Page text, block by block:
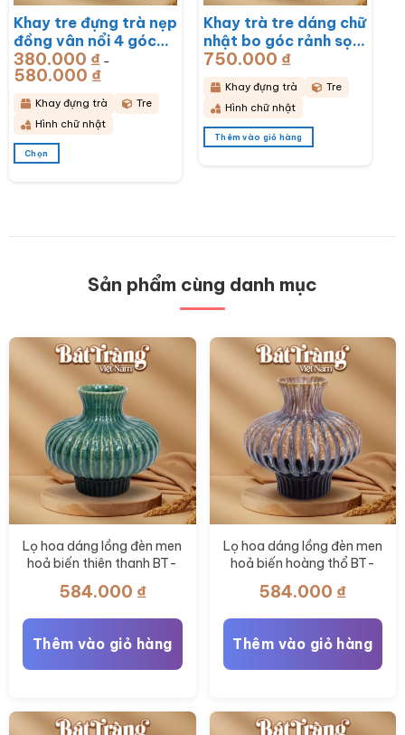
chọn
trên
trang
sản
phẩm
chọn
trên
trang
sản
phẩm
Khay tre đựng trà nẹp
đồng vân nổi 4 góc
khắc hoa lan
43x28x6cm BT-
KDT15
380.000 ₫ –
580.000 ₫Khoảng
giá:
từ
380.000 ₫
đến
580.000 ₫
Khay đựng trà
Tre
Hình chữ nhật
Chọn
thể
Khay trà tre dáng chữ
nhật bo góc rảnh sọc
50x28x3cm BT-
KDT14
750.000 ₫
Khay đựng trà
Tre
Hình chữ nhật
Thêm vào giỏ hàng
Sản phẩm cùng danh mục
Lọ hoa dáng lồng đèn men
hoả biến thiên thanh BT-
584.000 ₫
Thêm vào giỏ hàng
Lọ hoa dáng lồng đèn men
hoả biến hoàng thổ BT-
584.000 ₫
Thêm vào giỏ hàng